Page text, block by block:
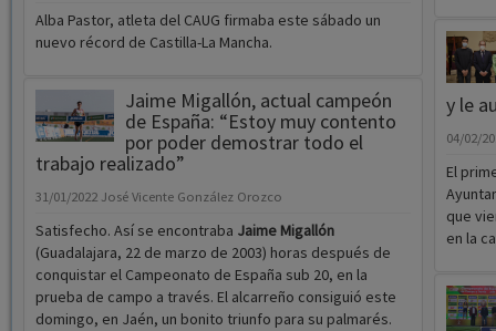
Alba Pastor, atleta del CAUG firmaba este sábado un
nuevo récord de Castilla-La Mancha.
Jaime Migallón, actual campeón
de España: “Estoy muy contento
por poder demostrar todo el
trabajo realizado”
31/01/2022 José Vicente González Orozco
Satisfecho. Así se encontraba Jaime Migallón
(Guadalajara, 22 de marzo de 2003) horas después de
conquistar el Campeonato de España sub 20, en la
prueba de campo a través. El alcarreño consiguió este
domingo, en Jaén, un bonito triunfo para su palmarés.
y le
04/02/
El
que
en la